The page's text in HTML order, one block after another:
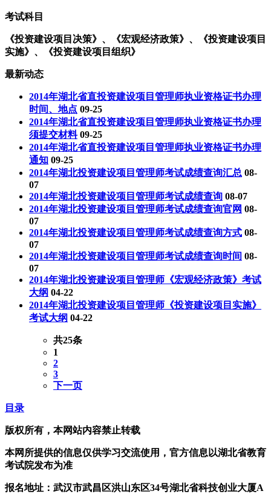
考试科目
《投资建设项目决策》、《宏观经济政策》、《投资建设项目
实施》、《投资建设项目组织》
最新动态
2014年湖北省直投资建设项目管理师执业资格证书办理
时间、地点 09-25
2014年湖北省直投资建设项目管理师执业资格证书办理
须提交材料 09-25
2014年湖北省直投资建设项目管理师执业资格证书办理
通知 09-25
2014年湖北投资建设项目管理师考试成绩查询汇总 08-
07
2014年湖北投资建设项目管理师考试成绩查询 08-07
2014年湖北投资建设项目管理师考试成绩查询官网 08-
07
2014年湖北投资建设项目管理师考试成绩查询方式 08-
07
2014年湖北投资建设项目管理师考试成绩查询时间 08-
07
2014年湖北投资建设项目管理师《宏观经济政策》考试
大纲 04-22
2014年湖北投资建设项目管理师《投资建设项目实施》
考试大纲 04-22
共25条
1
2
3
下一页
目录
版权所有，本网站内容禁止转载
本网所提供的信息仅供学习交流使用，官方信息以湖北省教育
考试院发布为准
报名地址：武汉市武昌区洪山东区34号湖北省科技创业大厦A